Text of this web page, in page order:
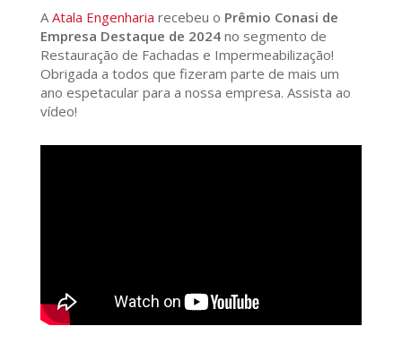
AAtala Engenharia recebeu o Prêmio Conasi de
Empresa Destaque de 2024no segmento de
Restauração de Fachadas e Impermeabilização!
Obrigada a todos que fizeram parte de mais um
ano espetacular para a nossa empresa. Assista ao
vídeo!